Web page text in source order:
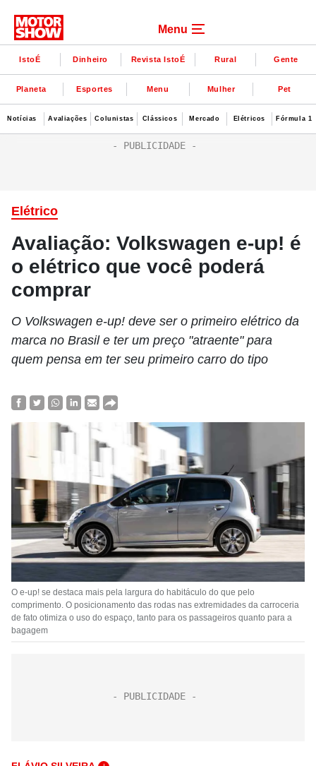
Menu
IstoÉ Dinheiro Revista IstoÉ Rural Gente
Planeta Esportes Menu Mulher Pet
Notícias Avaliações Colunistas Clássicos Mercado Elétricos Fórmula 1
Elétrico
Avaliação: Volkswagen e-up! é
o elétrico que você poderá
comprar
O Volkswagen e-up! deve ser o primeiro elétrico da
marca no Brasil e ter um preço "atraente" para
quem pensa em ter seu primeiro carro do tipo
O e-up! se destaca mais pela largura do habitáculo do que pelo
comprimento. O posicionamento das rodas nas extremidades da carroceria
de fato otimiza o uso do espaço, tanto para os passageiros quanto para a
bagagem